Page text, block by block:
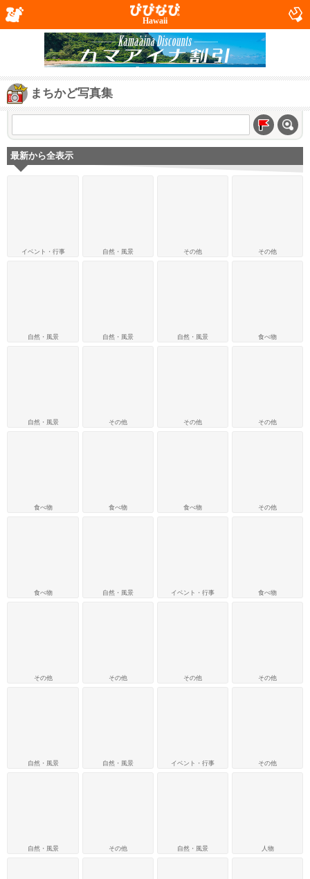
Hawaii
まちかど写真集
最新から全表示
イベント・行事
自然・風景
自然・風景
食べ物
食べ物
その他
自然・風景
自然・風景
自然・風景
自然・風景
その他
食べ物
自然・風景
その他
自然・風景
その他
その他
自然・風景
その他
食べ物
イベント・行事
その他
イベント・行事
自然・風景
その他
食べ物
その他
その他
食べ物
その他
その他
人物